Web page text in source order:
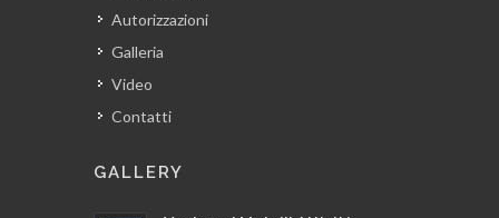
Autorizzazioni
Galleria
Video
Contatti
GALLERY